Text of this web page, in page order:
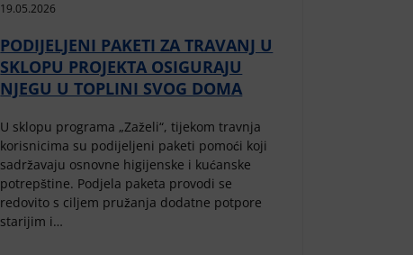
19.05.2026
PODIJELJENI PAKETI ZA TRAVANJ U
SKLOPU PROJEKTA OSIGURAJU
NJEGU U TOPLINI SVOG DOMA
U sklopu programa „Zaželi“, tijekom travnja
korisnicima su podijeljeni paketi pomoći koji
sadržavaju osnovne higijenske i kućanske
potrepštine. Podjela paketa provodi se
redovito s ciljem pružanja dodatne potpore
starijim i…